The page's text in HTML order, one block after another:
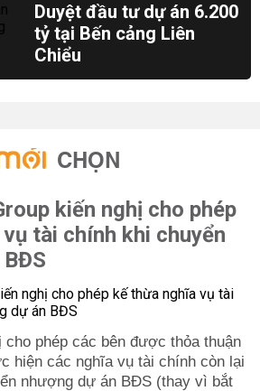
Duyệt đầu tư dự án 6.200
tỷ tại Bến cảng Liên
Chiểu
CHỌN
kiến nghị cho phép
tài chính khi chuyển
cho phép các bên được thỏa thuận
hiện các nghĩa vụ tài chính còn lại
nhượng dự án BĐS (thay vì bắt